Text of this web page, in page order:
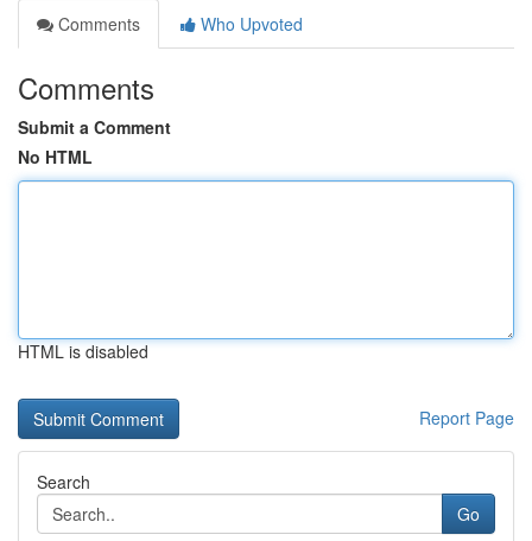
Comments
Who Upvoted
Comments
Submit a Comment
No HTML
HTML is disabled
Report Page
Search
Go